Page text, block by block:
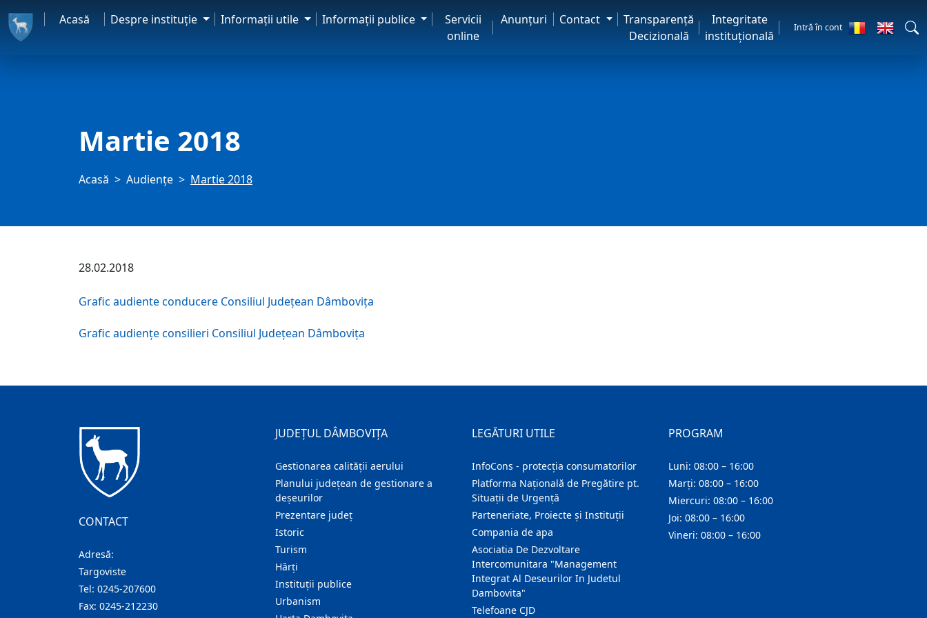
Acasă Despre instituţie Informaţii utile Informaţii publice
Servicii
online
Anunţuri Contact
Transparență
Decizională
Integritate
instituțională
Intră în cont
Martie 2018
Acasă Audienţe Martie 2018
28.02.2018
Grafic audiente conducere Consiliul Județean Dâmbovița
Grafic audiențe consilieri Consiliul Județean Dâmbovița
CONTACT
Adresă:
Targoviste
Tel: 0245-207600
Fax: 0245-212230
JUDEȚUL DÂMBOVIȚA
Gestionarea calității aerului
Planului județean de gestionare a
deșeurilor
Prezentare judeţ
Istoric
Turism
Hărţi
Instituţii publice
Urbanism
LEGĂTURI UTILE
InfoCons - protecția consumatorilor
Platforma Națională de Pregătire pt.
Situații de Urgență
Parteneriate, Proiecte și Instituții
Compania de apa
Asociatia De Dezvoltare
Intercomunitara "Management
Integrat Al Deseurilor In Judetul
Dambovita"
Telefoane CJD
PROGRAM
Luni: 08:00 – 16:00
Marți: 08:00 – 16:00
Miercuri: 08:00 – 16:00
Joi: 08:00 – 16:00
Vineri: 08:00 – 16:00